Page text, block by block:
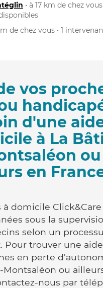
• à 17 km de chez vous
de chez vous • 1
vos
d'une
à La
ou
en
à domicile
sous la
selon un
Pour trouver une
en perte
Montsaléon ou
nous par